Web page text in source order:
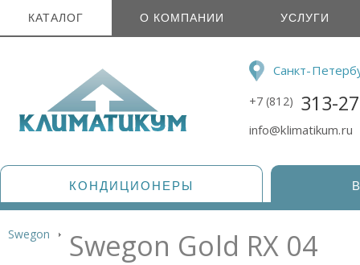
КАТАЛОГ О КОМПАНИИ УСЛУГИ
Санкт-
+7 (812) 313-
info@klimatikum.ru
КОНДИЦИОНЕРЫ
Swegon Swegon Gold RX 04